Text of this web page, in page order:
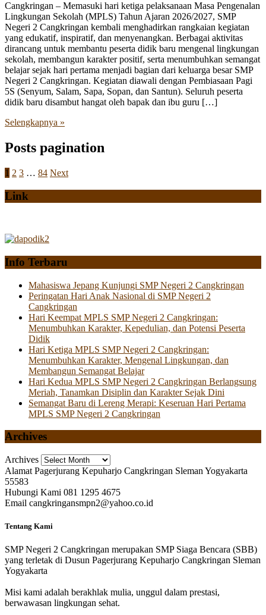
Cangkringan – Memasuki hari ketiga pelaksanaan Masa Pengenalan
Lingkungan Sekolah (MPLS) Tahun Ajaran 2026/2027, SMP
Negeri 2 Cangkringan kembali menghadirkan rangkaian kegiatan
yang edukatif, inspiratif, dan menyenangkan. Berbagai aktivitas
dirancang untuk membantu peserta didik baru mengenal lingkungan
sekolah, membangun karakter positif, serta menumbuhkan semangat
belajar sejak hari pertama menjadi bagian dari keluarga besar SMP
Negeri 2 Cangkringan. Kegiatan diawali dengan Pembiasaan Pagi
5S (Senyum, Salam, Sapa, Sopan, dan Santun). Seluruh peserta
didik baru disambut hangat oleh bapak dan ibu guru […]
Selengkapnya »
Posts pagination
1 2 3 … 84 Next
Link
Info Terbaru
Mahasiswa Jepang Kunjungi SMP Negeri 2 Cangkringan
Peringatan Hari Anak Nasional di SMP Negeri 2
Cangkringan
Hari Keempat MPLS SMP Negeri 2 Cangkringan:
Menumbuhkan Karakter, Kepedulian, dan Potensi Peserta
Didik
Hari Ketiga MPLS SMP Negeri 2 Cangkringan:
Menumbuhkan Karakter, Mengenal Lingkungan, dan
Membangun Semangat Belajar
Hari Kedua MPLS SMP Negeri 2 Cangkringan Berlangsung
Meriah, Tanamkan Disiplin dan Karakter Sejak Dini
Semangat Baru di Lereng Merapi: Keseruan Hari Pertama
MPLS SMP Negeri 2 Cangkringan
Archives
Archives
Alamat Pagerjurang Kepuharjo Cangkringan Sleman Yogyakarta
55583
Hubungi Kami 081 1295 4675
Email cangkringansmpn2@yahoo.co.id
Tentang Kami
SMP Negeri 2 Cangkringan merupakan SMP Siaga Bencara (SBB)
yang terletak di Dusun Pagerjurang Kepuharjo Cangkringan Sleman
Yogyakarta
Misi kami adalah berakhlak mulia, unggul dalam prestasi,
berwawasan lingkungan sehat.